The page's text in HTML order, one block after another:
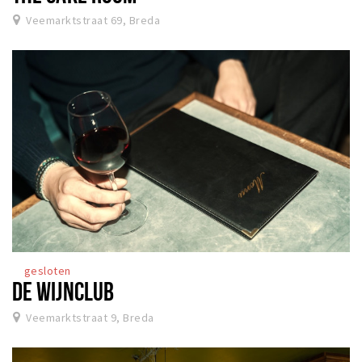
Veemarktstraat 69, Breda
gesloten
DE WIJNCLUB
Veemarktstraat 9, Breda